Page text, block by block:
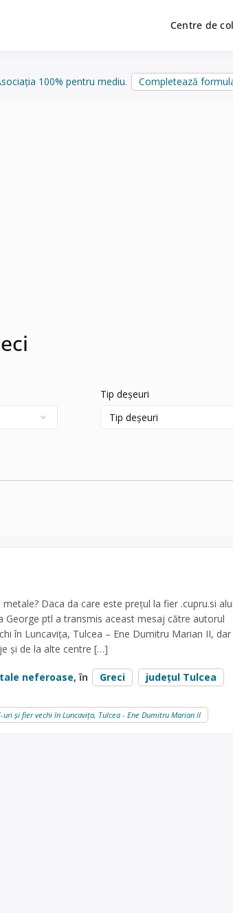
Centre de
100% pentru mediu. Completează
Tip deșeuri
Daca da care este prețul la fier .cupru.si
George ptl a transmis aceast mesaj către autorul
în Luncavița, Tulcea – Ene Dumitru Marian II, dar
și de la alte centre […]
neferoase, în Greci județul Tulcea
uri și fier vechi în Luncavița, Tulcea - Ene Dumitru Marian II